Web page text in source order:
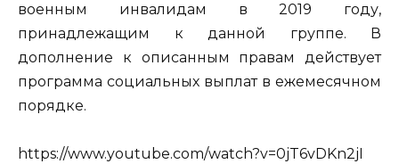
военным инвалидам в 2019 году,
принадлежащим к данной группе. В
дополнение к описанным правам действует
программа социальных выплат в ежемесячном
порядке.
https://www.youtube.com/watch?v=0jT6vDKn2jI